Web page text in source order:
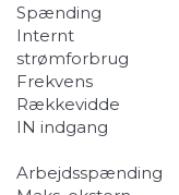
Spænding
Internt
strømforbrug
Frekvens
Rækkevidde
IN indgang
Arbejdsspænding